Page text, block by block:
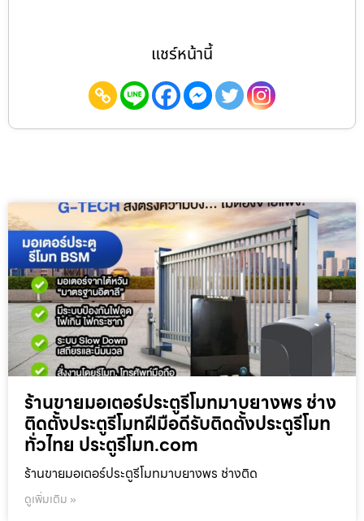
แชร์หน้านี้
ร้านขายมอเตอร์ประตูรีโมทมาบยางพร ช่าง
ติดตั้งประตูรีโมทฝีมือดีรับติดตั้งประตูรีโมท
ทั่วไทย ประตูรีโมท.com
ร้านขายมอเตอร์ประตูรีโมทมาบยางพร ช่างติด
ดูเพิ่มเติม »